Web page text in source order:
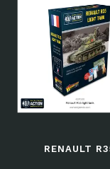
RENAULT